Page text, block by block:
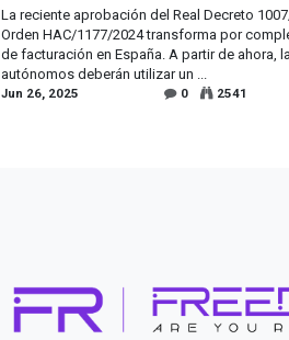
La reciente aprobación del Real Decreto
Orden HAC/1177/2024 transforma por
de facturación en España. A partir de ahora,
autónomos deberán utilizar un ...
Jun 26, 2025 0 2541